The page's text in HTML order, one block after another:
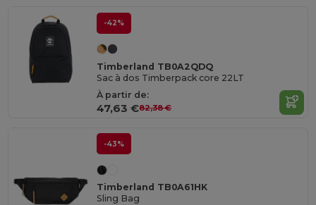
-42%
Timberland TB0A2QDQ
Sac à dos Timberpack core 22LT
À partir de:
47,63 €82,38 €
-43%
Timberland TB0A61HK
Sling Bag